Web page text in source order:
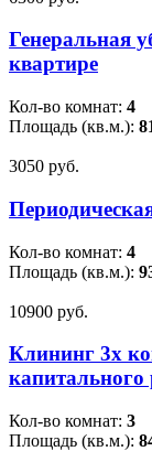
Генеральная
квартире
Кол-во комнат: 4
Площадь (кв.м.):
3050 pуб.
Кол-во комнат: 4
Площадь (кв.м.):
10900 pуб.
Клининг 3х
капитального
Кол-во комнат: 3
Площадь (кв.м.):